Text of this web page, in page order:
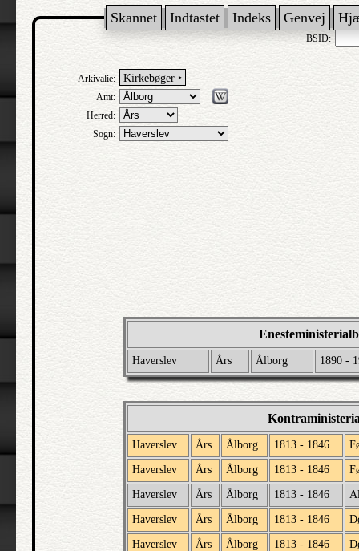
Skannet Indtastet Indeks Genvej
BSID:
Arkivalie: Kirkebøger ‣
Amt:
Herred:
Sogn:
Haverslev Års Ålborg 1890 -
Haverslev Års Ålborg 1813 - 1846
Haverslev Års Ålborg 1813 - 1846
Haverslev Års Ålborg 1813 - 1846
Haverslev Års Ålborg 1813 - 1846
Haverslev Års Ålborg 1813 - 1846